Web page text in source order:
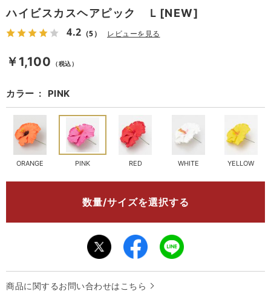
ハイビスカスヘアピック Ｌ[NEW]
4.2 （5） レビューを見る
￥1,100 （税込）
カラー PINK
ORANGE PINK RED WHITE YELLOW
数量/サイズを選択する
商品に関するお問い合わせはこちら